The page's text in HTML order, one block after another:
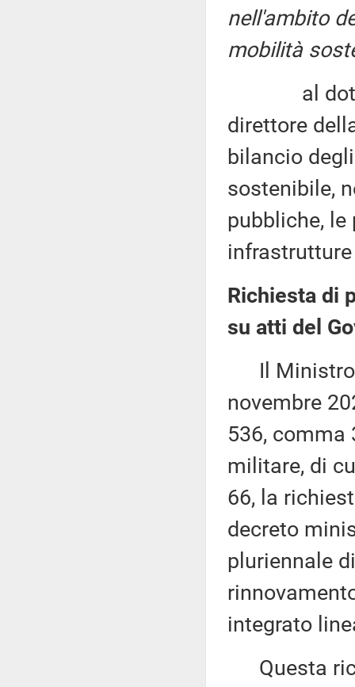
nell'ambito
mobilità
al dottor
direttore
bilancio
sostenibile,
pubbliche,
Richiesta di
su atti del
Il Ministro
novembre
536, comma
militare, di
66, la
decreto
pluriennale
integrato
Questa